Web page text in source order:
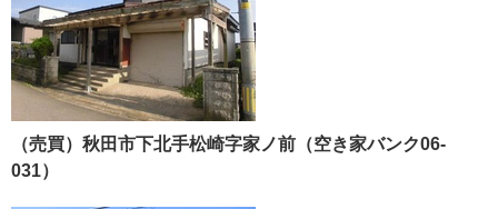
（売買）秋田市下北手松崎字家ノ前（空き家バンク06-
031）